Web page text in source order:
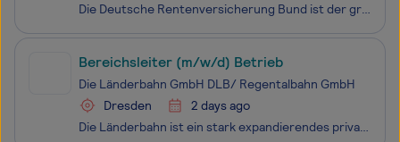
Die Deutsche Rentenversicherung Bund ist der größte deutsche Rentenversicherungsträger und damit ein Grundpfeiler der sozialen Sicherheit in Deutschland. Wir begleiten die Menschen ihr gesamtes Leben lang – vom Berufsanfang bis ins Rentenalter. 24,2 Millionen Versicherte, 10,8 Millionen Rentner*inne
Bereichsleiter (m/w/d) Betrieb
Die Länderbahn GmbH DLB/ Regentalbahn GmbH
Dresden
2 days ago
Die Länderbahn ist ein stark expandierendes privates Eisenbahnverkehrsunternehmen mit langfristigen Verkehrsverträgen in Bayern und Sachsen, Rheinland-Pfalz und Saarland. Als traditionsreiches Unternehmen begeistern wir uns gleichermaßen für Bewährtes und Neues. Dabei zählen wir sowohl auf die Erfah